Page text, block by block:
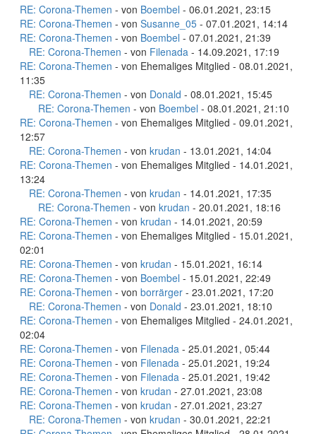
RE: Corona-Themen - von Boembel - 06.01.2021, 23:15
RE: Corona-Themen - von Susanne_05 - 07.01.2021, 14:14
RE: Corona-Themen - von Boembel - 07.01.2021, 21:39
RE: Corona-Themen - von Filenada - 14.09.2021, 17:19
RE: Corona-Themen - von Ehemaliges Mitglied - 08.01.2021,
11:35
RE: Corona-Themen - von Donald - 08.01.2021, 15:45
RE: Corona-Themen - von Boembel - 08.01.2021, 21:10
RE: Corona-Themen - von Ehemaliges Mitglied - 09.01.2021,
12:57
RE: Corona-Themen - von krudan - 13.01.2021, 14:04
RE: Corona-Themen - von Ehemaliges Mitglied - 14.01.2021,
13:24
RE: Corona-Themen - von krudan - 14.01.2021, 17:35
RE: Corona-Themen - von krudan - 20.01.2021, 18:16
RE: Corona-Themen - von krudan - 14.01.2021, 20:59
RE: Corona-Themen - von Ehemaliges Mitglied - 15.01.2021,
02:01
RE: Corona-Themen - von krudan - 15.01.2021, 16:14
RE: Corona-Themen - von Boembel - 15.01.2021, 22:49
RE: Corona-Themen - von borrärger - 23.01.2021, 17:20
RE: Corona-Themen - von Donald - 23.01.2021, 18:10
RE: Corona-Themen - von Ehemaliges Mitglied - 24.01.2021,
02:04
RE: Corona-Themen - von Filenada - 25.01.2021, 05:44
RE: Corona-Themen - von Filenada - 25.01.2021, 19:24
RE: Corona-Themen - von Filenada - 25.01.2021, 19:42
RE: Corona-Themen - von krudan - 27.01.2021, 23:08
RE: Corona-Themen - von krudan - 27.01.2021, 23:27
RE: Corona-Themen - von krudan - 30.01.2021, 22:21